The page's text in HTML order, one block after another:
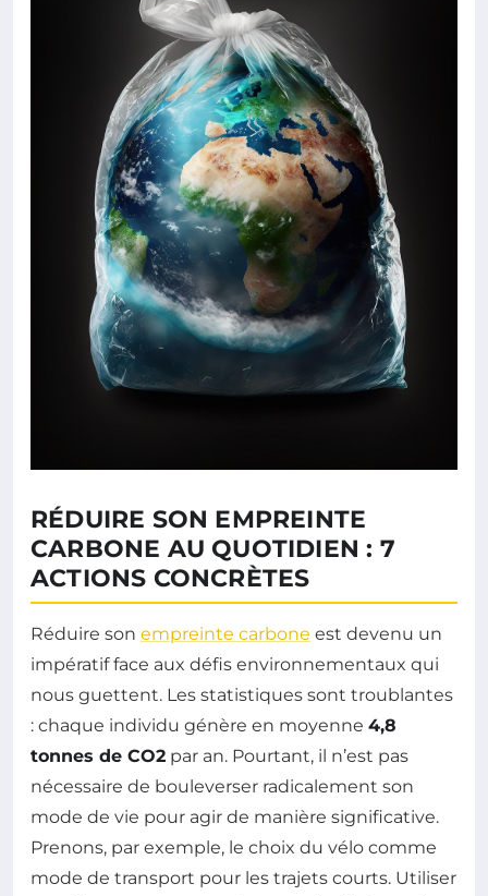
RÉDUIRE SON EMPREINTE
CARBONE AU QUOTIDIEN : 7
ACTIONS CONCRÈTES
Réduire son empreinte carbone est devenu un
impératif face aux défis environnementaux qui
nous guettent. Les statistiques sont troublantes
: chaque individu génère en moyenne 4,8
tonnes de CO2 par an. Pourtant, il n’est pas
nécessaire de bouleverser radicalement son
mode de vie pour agir de manière significative.
Prenons, par exemple, le choix du vélo comme
mode de transport pour les trajets courts. Utiliser